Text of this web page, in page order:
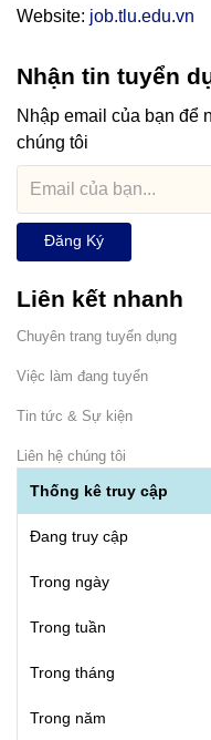
Website: job.tlu.edu.vn
Nhận tin tuyển
Nhập email của bạn để
chúng tôi
Đăng Ký
Liên kết nhanh
Chuyên trang tuyển dụng
Việc làm đang tuyển
Tin tức & Sự kiện
Liên hệ chúng tôi
Thống kê truy cập
Đang truy cập
Trong ngày
Trong tuần
Trong tháng
Trong năm